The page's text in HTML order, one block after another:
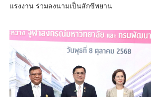
แรงงาน ร่วมลงนามเป็นสักขีพยาน